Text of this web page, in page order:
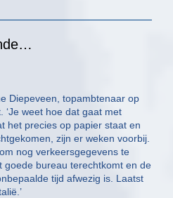
Diepeveen, topambtenaar op
‘Je weet hoe dat gaat met
het precies op papier staat en
zijn er weken voorbij.
nog verkeersgegevens te
goede bureau terechtkomt en de
tijd afwezig is. Laatst